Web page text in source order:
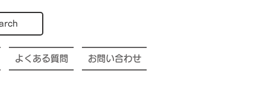
よくある質問 お問い合わせ